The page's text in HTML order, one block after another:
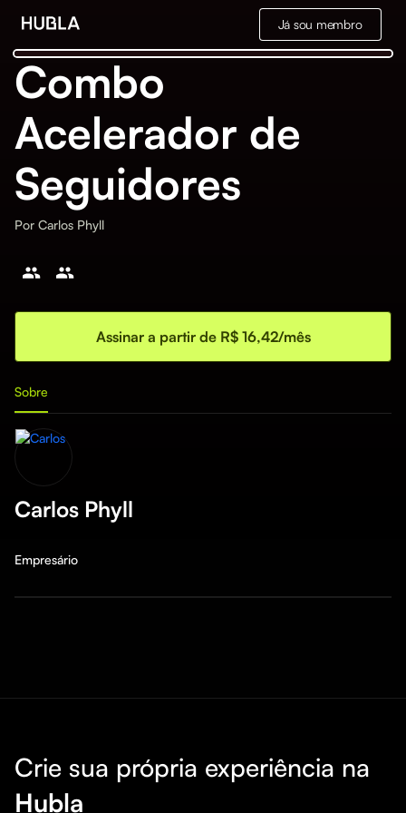
Já sou membro
Combo
Acelerador de
Seguidores
Por Carlos Phyll
Assinar a partir de R$ 16,42/mês
Sobre
Carlos Phyll
Empresário
Crie sua própria experiência na
Hubla